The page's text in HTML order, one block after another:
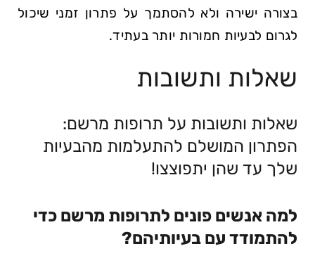
בצורה ישירה ולא להסתמך ⁤על⁤ פתרון זמני⁢ שיכול
לגרום לבעיות חמורות יותר בעתיד.
שאלות ותשובות
שאלות ותשובות על תרופות ⁣מרשם:
הפתרון המושלם להתעלמות מהבעיות
שלך עד ⁢שהן יתפוצצו!
למה אנשים‌ פונים לתרופות ‌מרשם כדי
להתמודד⁣ עם בעיותיהם?